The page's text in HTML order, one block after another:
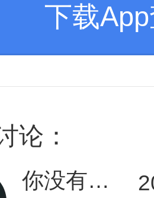
下载
论：
你没有如期归来